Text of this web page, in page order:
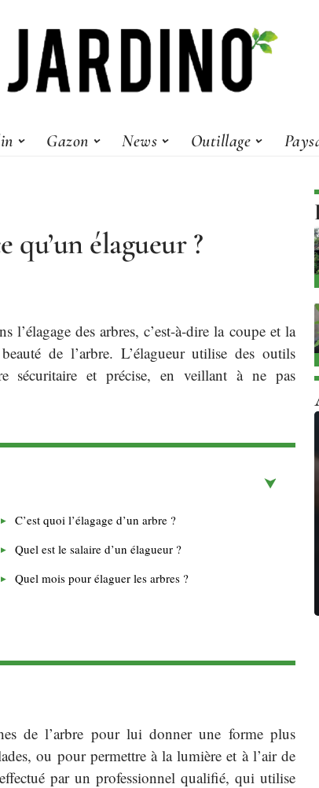
Gazon News Outillage
qu’un élagueur ?
l’élagage des arbres, c’est-à-dire la coupe et la
de l’arbre. L’élagueur utilise des outils
sécuritaire et précise, en veillant à ne pas
C’est quoi l’élagage d’un arbre ?
Quel est le salaire d’un élagueur ?
Quel mois pour élaguer les arbres ?
de l’arbre pour lui donner une forme plus
ou pour permettre à la lumière et à l’air de
par un professionnel qualifié, qui utilise